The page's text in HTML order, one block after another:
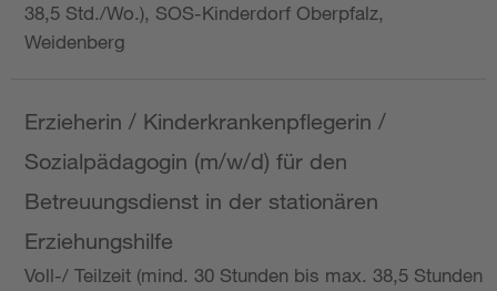
38,5 Std./Wo.), SOS-Kinderdorf Oberpfalz,
Weidenberg
Erzieherin / Kinderkrankenpflegerin /
Sozialpädagogin (m/w/d) für den
Betreuungsdienst in der stationären
Erziehungshilfe
Voll-/ Teilzeit (mind. 30 Stunden bis max. 38,5 Stunden